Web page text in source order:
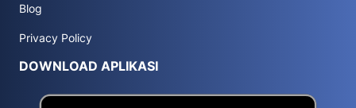
Blog
Privacy Policy
DOWNLOAD APLIKASI